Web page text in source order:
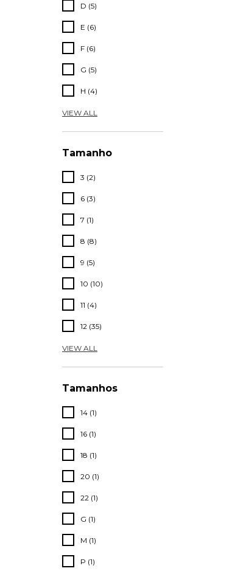
D (5)
E (6)
F (6)
G (5)
H (4)
VIEW ALL
Tamanho
3 (2)
6 (3)
7 (1)
8 (8)
9 (5)
10 (10)
11 (4)
12 (35)
VIEW ALL
Tamanhos
14 (1)
16 (1)
18 (1)
20 (1)
22 (1)
G (1)
M (1)
P (1)